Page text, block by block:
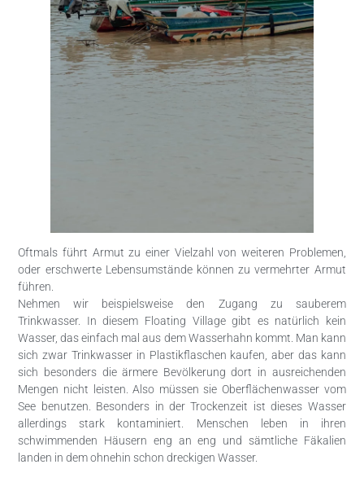
Oftmals führt Armut zu einer Vielzahl von weiteren Problemen,
oder erschwerte Lebensumstände können zu vermehrter Armut
führen.
Nehmen wir beispielsweise den Zugang zu sauberem
Trinkwasser. In diesem Floating Village gibt es natürlich kein
Wasser, das einfach mal aus dem Wasserhahn kommt. Man kann
sich zwar Trinkwasser in Plastikflaschen kaufen, aber das kann
sich besonders die ärmere Bevölkerung dort in ausreichenden
Mengen nicht leisten. Also müssen sie Oberflächenwasser vom
See benutzen. Besonders in der Trockenzeit ist dieses Wasser
allerdings stark kontaminiert. Menschen leben in ihren
schwimmenden Häusern eng an eng und sämtliche Fäkalien
landen in dem ohnehin schon dreckigen Wasser.